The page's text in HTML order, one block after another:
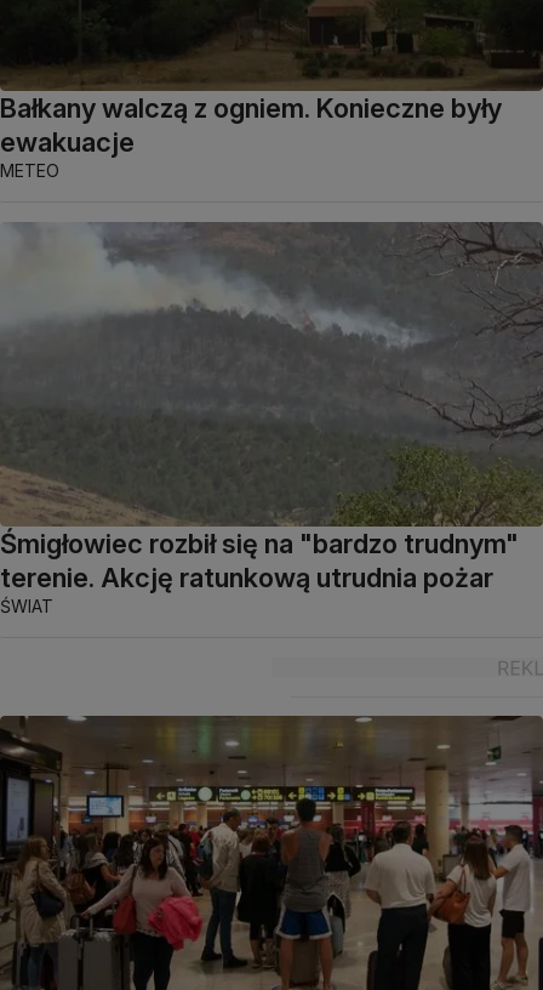
Bałkany walczą z ogniem. Konieczne były
ewakuacje
METEO
Śmigłowiec rozbił się na "bardzo trudnym"
terenie. Akcję ratunkową utrudnia pożar
ŚWIAT